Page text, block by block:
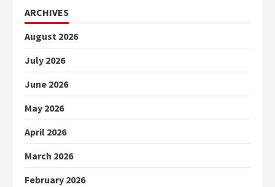
ARCHIVES
August 2026
July 2026
June 2026
May 2026
April 2026
March 2026
February 2026